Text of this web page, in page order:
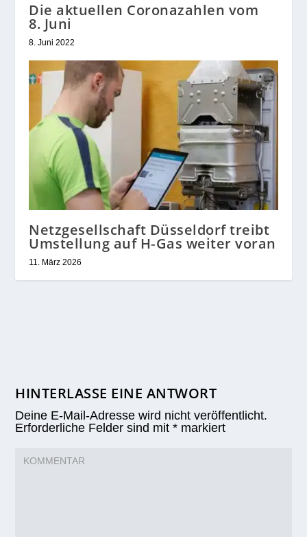
Die aktuellen Coronazahlen vom
8. Juni
8. Juni 2022
Netzgesellschaft Düsseldorf treibt
Umstellung auf H‑Gas weiter voran
11. März 2026
HINTERLASSE EINE ANTWORT
Deine E-Mail-Adresse wird nicht veröffentlicht.
Erforderliche Felder sind mit* markiert